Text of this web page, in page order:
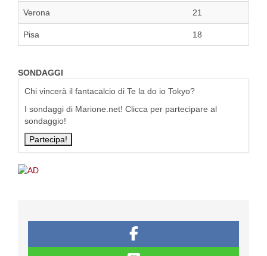
Verona 21
Pisa 18
SONDAGGI
Chi vincerà il fantacalcio di Te la do io Tokyo?
I sondaggi di Marione.net! Clicca per partecipare al
sondaggio!